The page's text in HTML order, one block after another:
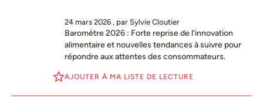
24 mars 2026 , par Sylvie Cloutier
Baromètre 2026 : Forte reprise de l’innovation
alimentaire et nouvelles tendances à suivre pour
répondre aux attentes des consommateurs.
AJOUTER À MA LISTE DE LECTURE